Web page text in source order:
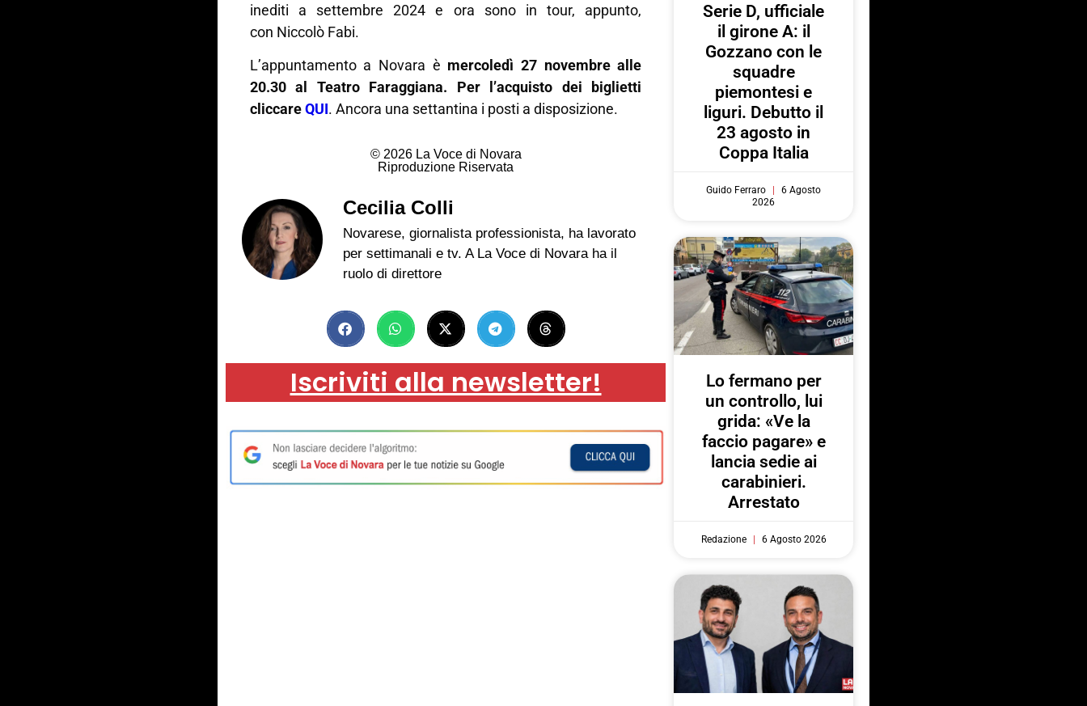
inediti a settembre 2024 e ora sono in tour, appunto,
con Niccolò Fabi.
L’appuntamento a Novara è mercoledì 27 novembre alle
20.30 al Teatro Faraggiana. Per l’acquisto dei biglietti
cliccareQUI. Ancora una settantina i posti a disposizione.
© 2026 La Voce di Novara
Riproduzione Riservata
Cecilia Colli
Novarese, giornalista professionista, ha lavorato
per settimanali e tv. A La Voce di Novara ha il
ruolo di direttore
Iscriviti alla newsletter!
Serie D, ufficiale
il girone A: il
Gozzano con le
squadre
piemontesi e
liguri. Debutto il
23 agosto in
Coppa Italia
Guido Ferraro
6 Agosto
2026
Lo fermano per
un controllo, lui
grida: «Ve la
faccio pagare» e
lancia sedie ai
carabinieri.
Arrestato
Redazione 6 Agosto 2026